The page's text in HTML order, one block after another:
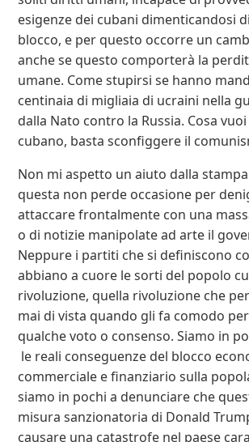
esigenze dei cubani dimenticandosi
blocco, e per questo occorre un
anche se questo comporterà la
umane. Come stupirsi se hanno
centinaia di migliaia di ucraini nella
dalla Nato contro la Russia. Cosa
cubano, basta sconfiggere il
Non mi aspetto un aiuto dalla
questa non perde occasione per
attaccare frontalmente con una
o di notizie manipolate ad arte il
Neppure i partiti che si definiscono
abbiano a cuore le sorti del popolo
rivoluzione, quella rivoluzione che
mai di vista quando gli fa comodo
qualche voto o consenso. Siamo in
le reali conseguenze del blocco
commerciale e finanziario sulla
siamo in pochi a denunciare che
misura sanzionatoria di Donald
causare una catastrofe nel paese